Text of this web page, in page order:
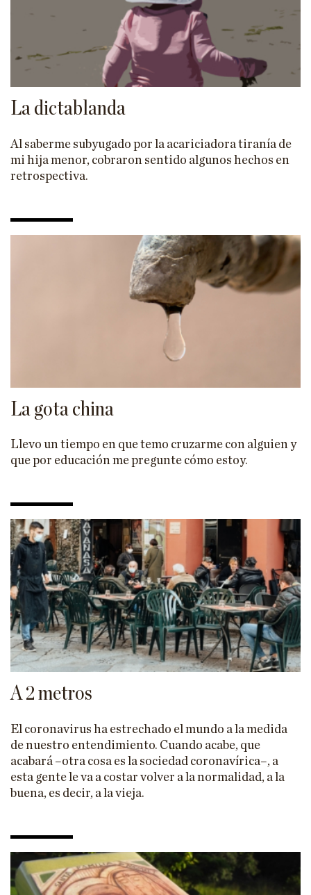
La dictablanda
Al saberme subyugado por la acariciadora tiranía de
mi hija menor, cobraron sentido algunos hechos en
retrospectiva.
La gota china
Llevo un tiempo en que temo cruzarme con alguien y
que por educación me pregunte cómo estoy.
A 2 metros
El coronavirus ha estrechado el mundo a la medida
de nuestro entendimiento. Cuando acabe, que
acabará –otra cosa es la sociedad coronavírica–, a
esta gente le va a costar volver a la normalidad, a la
buena, es decir, a la vieja.